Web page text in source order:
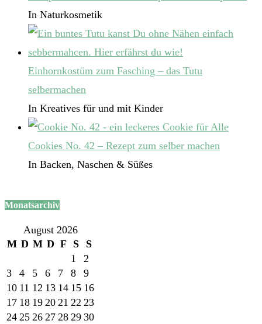
In Naturkosmetik
Einhornkostüm zum Fasching – das Tutu
selbermachen
In Kreatives für und mit Kinder
Cookies No. 42 – Rezept zum selber machen
In Backen, Naschen & Süßes
Monatsarchiv
August 2026
M D M D F S
S
1
2
3
4 5 6 7 8
9
10 11 12 13 14 15 16
17 18 19 20 21 22 23
24 25 26 27 28 29 30